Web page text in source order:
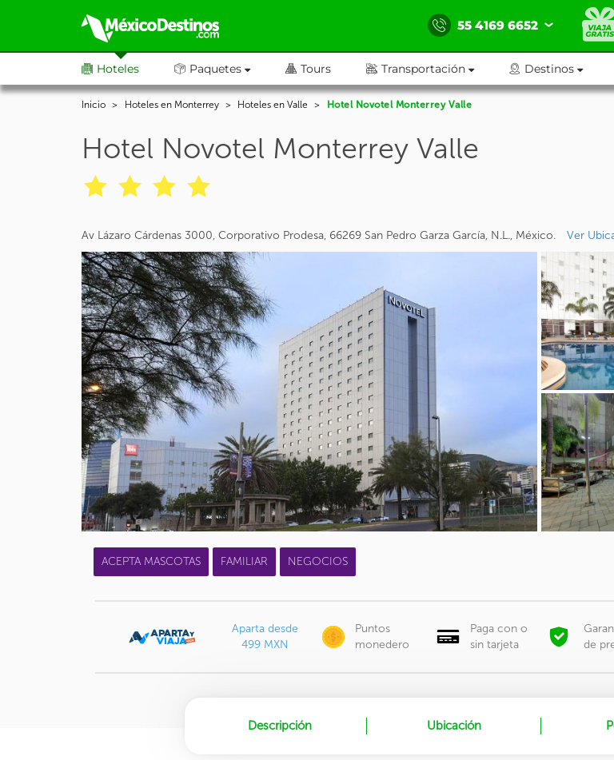
55 4169 6652
Hoteles Paquetes Tours Transportación Destinos
Inicio Hoteles en Monterrey Hoteles en Valle Hotel Novotel Monterrey Valle
Hotel Novotel Monterrey Valle
Av Lázaro Cárdenas 3000, Corporativo Prodesa, 66269 San Pedro Garza García, N.L., México. Ver
ACEPTA MASCOTAS FAMILIAR NEGOCIOS
Aparta desde
499 MXN
Puntos
monedero
Paga con o
sin tarjeta
de
Descripción Ubicación